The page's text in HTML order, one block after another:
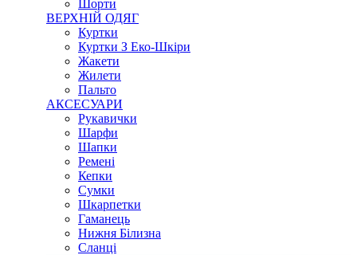
Шорти
ВЕРХНІЙ ОДЯГ
Куртки
Куртки З Еко-Шкіри
Жакети
Жилети
Пальто
АКСЕСУАРИ
Рукавички
Шарфи
Шапки
Ремені
Кепки
Сумки
Шкарпетки
Гаманець
Нижня Білизна
Сланці